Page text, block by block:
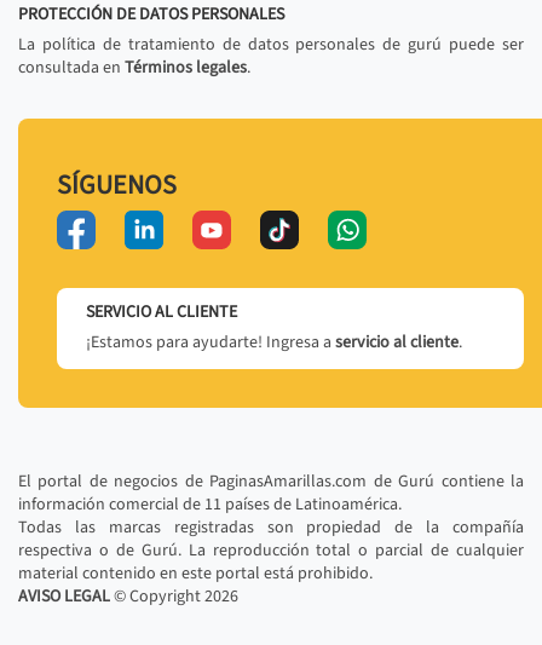
PROTECCIÓN DE DATOS PERSONALES
La política de tratamiento de datos personales de gurú puede ser
consultada en Términos legales.
SÍGUENOS
SERVICIO AL CLIENTE
¡Estamos para ayudarte! Ingresa a servicio al cliente.
El portal de negocios de PaginasAmarillas.com de Gurú contiene la
información comercial de 11 países de Latinoamérica.
Todas las marcas registradas son propiedad de la compañía
respectiva o de Gurú. La reproducción total o parcial de cualquier
material contenido en este portal está prohibido.
AVISO LEGAL© Copyright2026